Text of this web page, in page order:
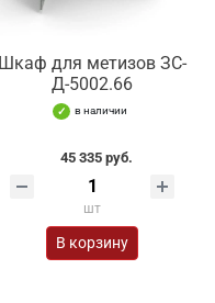
Шкаф для метизов ЗС-
Д-5002.66
в наличии
45 335 руб.
шт
В корзину